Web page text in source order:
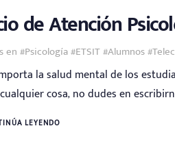
de Atención
en #Psicología #ETSIT #Alumnos
la salud mental de los
cosa, no dudes en
LEYENDO